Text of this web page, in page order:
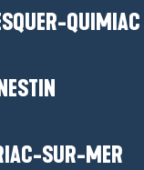
QUIMIAC
SUR-MER
le territoire
activités de
à...